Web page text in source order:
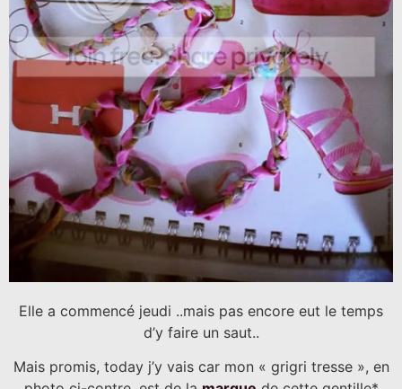
Elle a commencé jeudi ..mais pas encore eut le temps
d’y faire un saut..
Mais promis, today j’y vais car mon « grigri tresse », en